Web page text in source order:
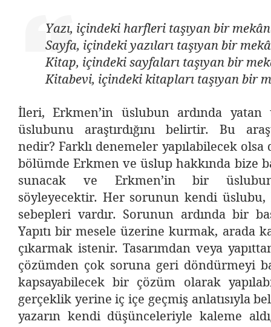
Yazı, içindeki harfleri taşıyan bir
Sayfa, içindeki yazıları taşıyan bir
Kitap, içindeki sayfaları taşıyan bir
Kitabevi, içindeki kitapları taşıyan bir
İleri, Erkmen’in üslubun ardında yatan
üslubunu araştırdığını belirtir. Bu
nedir? Farklı denemeler yapılabilecek
bölümde Erkmen ve üslup hakkında bize
sunacak ve Erkmen’in bir
söyleyecektir. Her sorunun kendi üslubu,
sebepleri vardır. Sorunun ardında bir
Yapıtı bir mesele üzerine kurmak, arada
çıkarmak istenir. Tasarımdan veya
çözümden çok soruna geri döndürmeyi
kapsayabilecek bir çözüm olarak
gerçeklik yerine iç içe geçmiş anlatısıyla
yazarın kendi düşünceleriyle kaleme